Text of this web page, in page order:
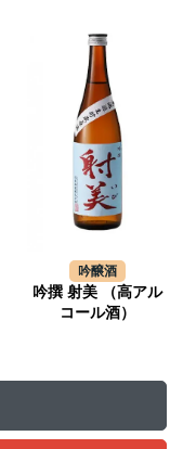
吟醸酒
吟撰 射美 （高アル
コール酒）